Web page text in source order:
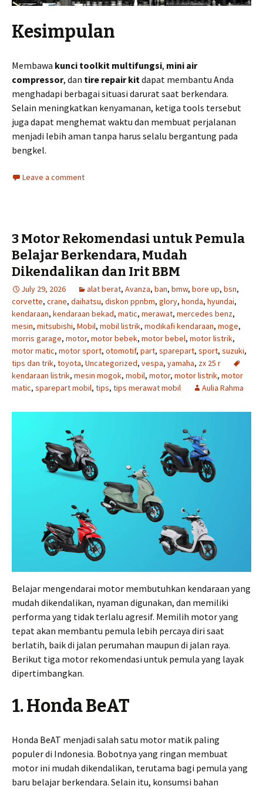
Kesimpulan
Membawa kunci toolkit multifungsi, mini air
compressor, dan tire repair kit dapat membantu Anda
menghadapi berbagai situasi darurat saat berkendara.
Selain meningkatkan kenyamanan, ketiga tools tersebut
juga dapat menghemat waktu dan membuat perjalanan
menjadi lebih aman tanpa harus selalu bergantung pada
bengkel.
Leave a comment
3 Motor Rekomendasi untuk Pemula
Belajar Berkendara, Mudah
Dikendalikan dan Irit BBM
July 29, 2026 alat berat, Avanza, ban, bmw, bore up, bsn,
corvette, crane, daihatsu, diskon ppnbm, glory, honda, hyundai,
kendaraan, kendaraan bekad, matic, merawat, mercedes benz,
mesin, mitsubishi, Mobil, mobil listrik, modikafi kendaraan, moge,
morris garage, motor, motor bebek, motor bebel, motor listrik,
motor matic, motor sport, otomotif, part, sparepart, sport, suzuki,
tips dan trik, toyota, Uncategorized, vespa, yamaha, zx 25 r
kendaraan listrik, mesin mogok, mobil, motor, motor listrik, motor
matic, sparepart mobil, tips, tips merawat mobil Aulia Rahma
Belajar mengendarai motor membutuhkan kendaraan yang
mudah dikendalikan, nyaman digunakan, dan memiliki
performa yang tidak terlalu agresif. Memilih motor yang
tepat akan membantu pemula lebih percaya diri saat
berlatih, baik di jalan perumahan maupun di jalan raya.
Berikut tiga motor rekomendasi untuk pemula yang layak
dipertimbangkan.
1. Honda BeAT
Honda BeAT menjadi salah satu motor matik paling
populer di Indonesia. Bobotnya yang ringan membuat
motor ini mudah dikendalikan, terutama bagi pemula yang
baru belajar berkendara. Selain itu, konsumsi bahan